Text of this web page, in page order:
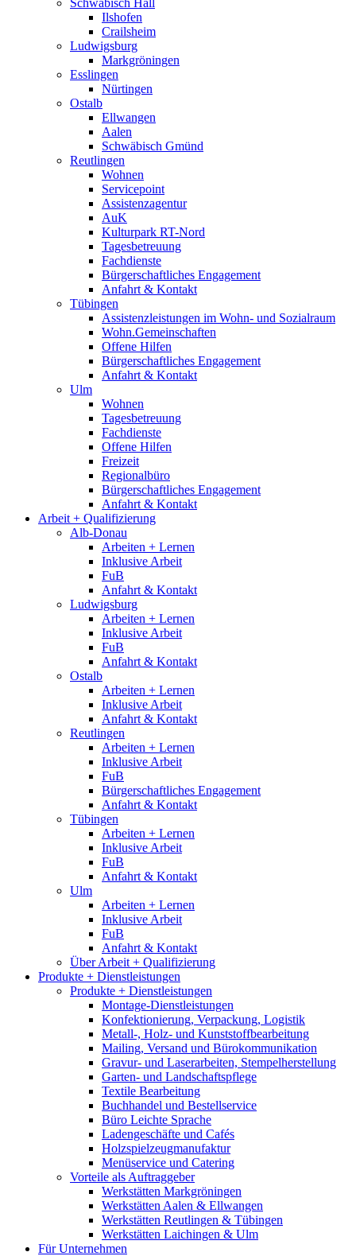
Ilshofen
Crailsheim
Ludwigsburg
Markgröningen
Esslingen
Nürtingen
Ostalb
Ellwangen
Aalen
Schwäbisch Gmünd
Reutlingen
Wohnen
Servicepoint
Assistenzagentur
AuK
Kulturpark RT-Nord
Tagesbetreuung
Fachdienste
Bürgerschaftliches Engagement
Anfahrt & Kontakt
Tübingen
Assistenzleistungen im Wohn- und Sozialraum
Wohn.Gemeinschaften
Offene Hilfen
Bürgerschaftliches Engagement
Anfahrt & Kontakt
Ulm
Wohnen
Tagesbetreuung
Fachdienste
Offene Hilfen
Freizeit
Regionalbüro
Bürgerschaftliches Engagement
Anfahrt & Kontakt
Arbeit + Qualifizierung
Alb-Donau
Arbeiten + Lernen
Inklusive Arbeit
FuB
Anfahrt & Kontakt
Ludwigsburg
Arbeiten + Lernen
Inklusive Arbeit
FuB
Anfahrt & Kontakt
Ostalb
Arbeiten + Lernen
Inklusive Arbeit
Anfahrt & Kontakt
Reutlingen
Arbeiten + Lernen
Inklusive Arbeit
FuB
Bürgerschaftliches Engagement
Anfahrt & Kontakt
Tübingen
Arbeiten + Lernen
Inklusive Arbeit
FuB
Anfahrt & Kontakt
Ulm
Arbeiten + Lernen
Inklusive Arbeit
FuB
Anfahrt & Kontakt
Über Arbeit + Qualifizierung
Produkte + Dienstleistungen
Produkte + Dienstleistungen
Montage-Dienstleistungen
Konfektionierung, Verpackung, Logistik
Metall-, Holz- und Kunststoffbearbeitung
Mailing, Versand und Bürokommunikation
Gravur- und Laserarbeiten, Stempelherstellung
Garten- und Landschaftspflege
Textile Bearbeitung
Buchhandel und Bestellservice
Büro Leichte Sprache
Ladengeschäfte und Cafés
Holzspielzeugmanufaktur
Menüservice und Catering
Vorteile als Auftraggeber
Werkstätten Markgröningen
Werkstätten Aalen & Ellwangen
Werkstätten Reutlingen & Tübingen
Werkstätten Laichingen & Ulm
Für Unternehmen